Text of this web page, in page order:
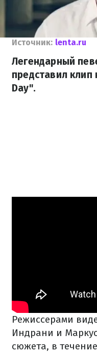
Источник: lenta.ru
Легендарный
представил
Day".
Режиссерами
Индрани и
сюжета, в